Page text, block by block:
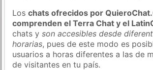
Loschats ofrecidos por
comprenden el Terra Chat y el
chats yson accesibles desde
horarias, pues de este modo es
usuarios a horas diferentes a las de
de visitantes en tu país.